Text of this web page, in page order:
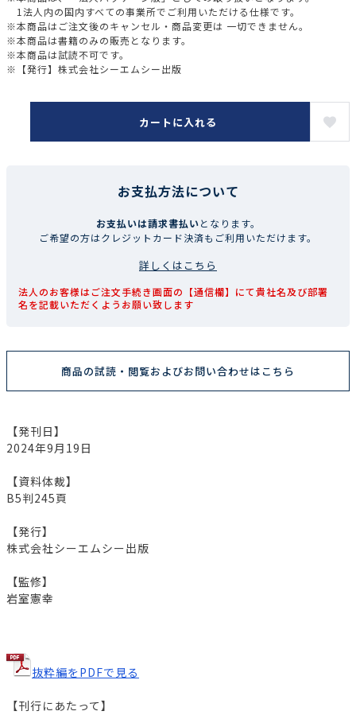
1法人内の国内すべての事業所でご利用いただける仕様です。
※本商品はご注文後のキャンセル・商品変更は 一切できません。
※本商品は書籍のみの販売となります。
※本商品は試読不可です。
※【発行】株式会社シーエムシー出版
カートに入れる
お支払方法について
お支払いは請求書払いとなります。
ご希望の方はクレジットカード決済もご利用いただけます。
詳しくはこちら
法人のお客様はご注文手続き画面の【通信欄】にて貴社名及び部署
名を記載いただくようお願い致します
商品の試読・閲覧およびお問い合わせはこちら
【発刊日】
2024年9月19日
【資料体裁】
B5判245頁
【発行】
株式会社シーエムシー出版
【監修】
岩室憲幸
抜粋編をPDFで見る
【刊行にあたって】